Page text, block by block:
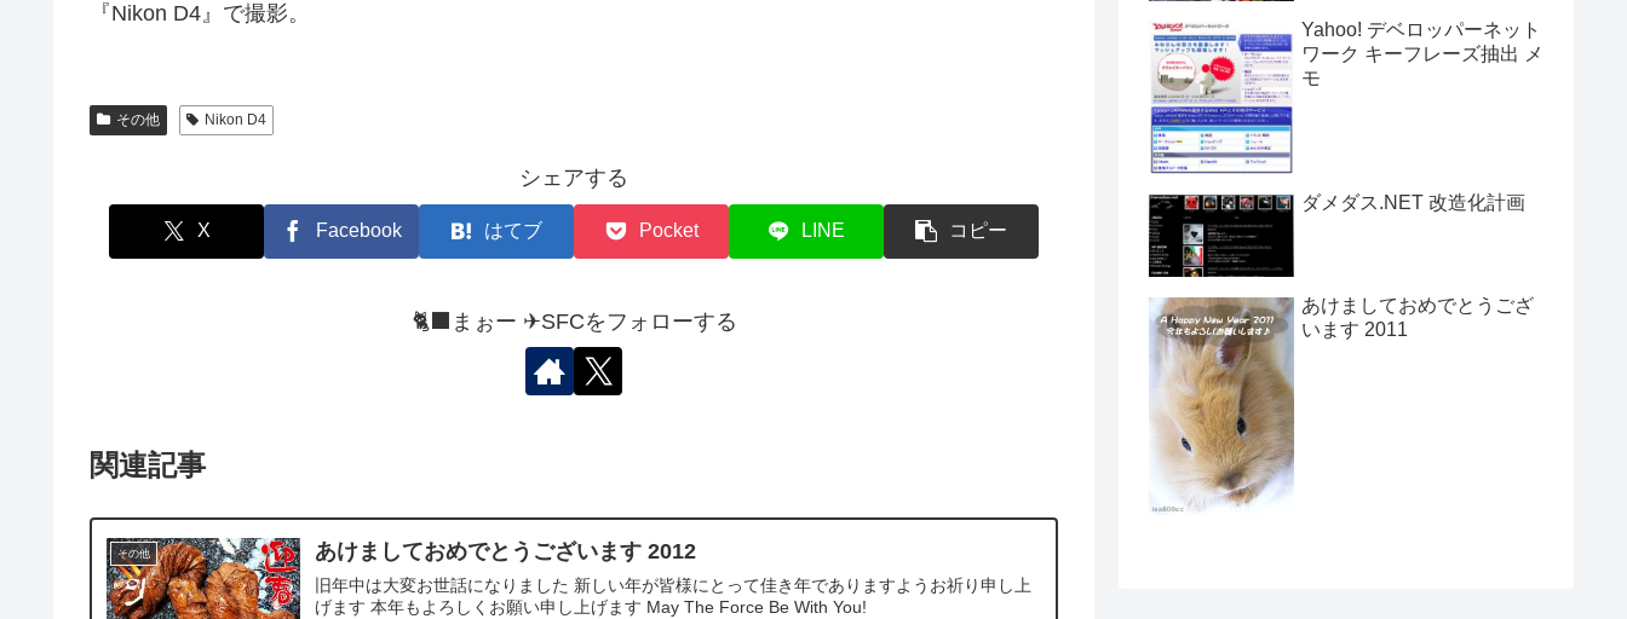
『Nikon D4』で撮影。
その他 Nikon D4
シェアする
X Facebook はてブ Pocket LINE コピー
🐈‍⬛まぉー ✈︎SFCをフォローする
関連記事
その他 あけましておめでとうございます 2012
旧年中は大変お世話になりました 新しい年が皆様にとって佳き年でありますようお祈り申し上
げます 本年もよろしくお願い申し上げます May The Force Be With You!
Yahoo! デベロッパーネット
ワーク キーフレーズ抽出 メ
モ
ダメダス.NET 改造化計画
あけましておめでとうござ
います 2011